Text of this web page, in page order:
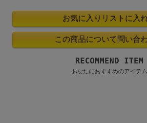
RECOMMEND ITEM
あなたにおすすめのアイテム